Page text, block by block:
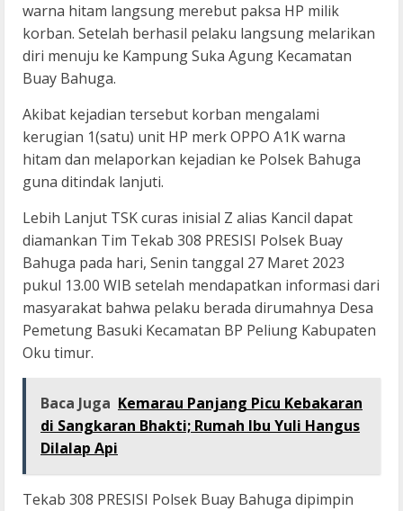
warna hitam langsung merebut paksa HP milik
korban. Setelah berhasil pelaku langsung melarikan
diri menuju ke Kampung Suka Agung Kecamatan
Buay Bahuga.
Akibat kejadian tersebut korban mengalami
kerugian 1(satu) unit HP merk OPPO A1K warna
hitam dan melaporkan kejadian ke Polsek Bahuga
guna ditindak lanjuti.
Lebih Lanjut TSK curas inisial Z alias Kancil dapat
diamankan Tim Tekab 308 PRESISI Polsek Buay
Bahuga pada hari, Senin tanggal 27 Maret 2023
pukul 13.00 WIB setelah mendapatkan informasi dari
masyarakat bahwa pelaku berada dirumahnya Desa
Pemetung Basuki Kecamatan BP Peliung Kabupaten
Oku timur.
Baca Juga Kemarau Panjang Picu Kebakaran
di Sangkaran Bhakti; Rumah Ibu Yuli Hangus
Dilalap Api
Tekab 308 PRESISI Polsek Buay Bahuga dipimpin